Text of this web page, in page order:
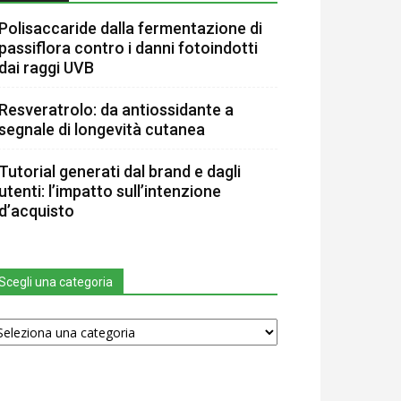
Polisaccaride dalla fermentazione di
passiflora contro i danni fotoindotti
dai raggi UVB
Resveratrolo: da antiossidante a
di longevità cutanea
Tutorial generati dal brand e dagli
utenti: l’impatto sull’intenzione
d’acquisto
una categoria